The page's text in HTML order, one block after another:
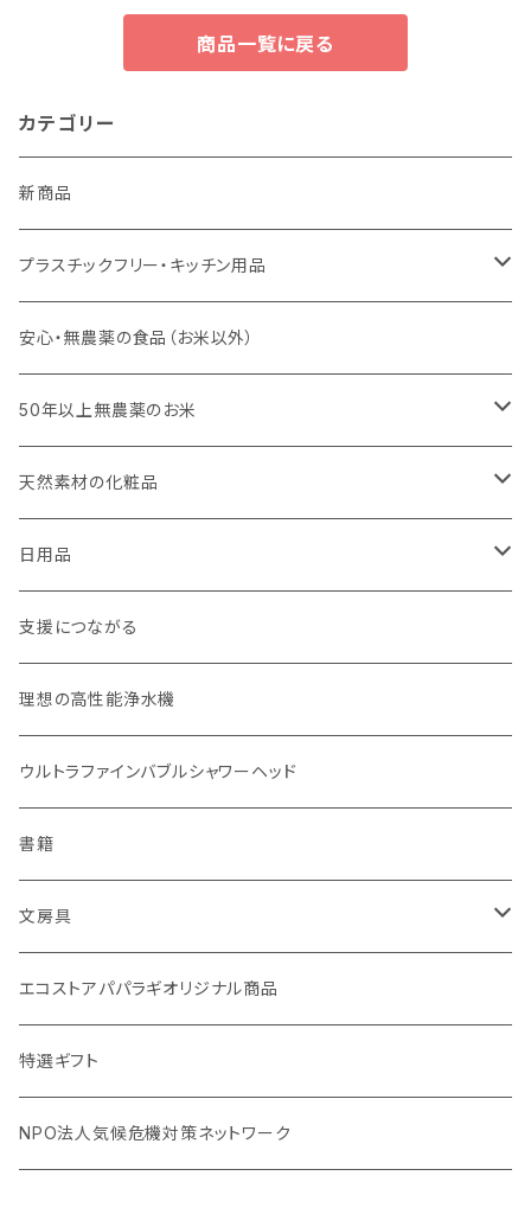
商品一覧に戻る
カテゴリー
新商品
プラスチックフリー・キッチン用品
キッチンスポンジ・キッチンブラシ
びわこ・和太布（日本独自の方法で織られた木綿の布巾）
weck（ドイツ生まれのガラス容器）
パーツ
スタッシャー（シリコンの保存容器）
お弁当箱
無塗装カトラリー
マイボトル
Ecoffee Cup（環境にやさしい竹素材）
stojo(折り畳めて何度でも使用できるコーヒーカップ)
オリーブウッド カッティングボード
調理用品
安心・無農薬の食品（お米以外）
50年以上無農薬のお米
玄米（定期便）
白米（定期便）
分づき米（定期便）
玄米（1回購入）
白米（1回購入）
分づき米（1回購入）
天然素材の化粧品
日焼け止め
ヘアケア
スキンケア
リップバーム
国産シャンプーバー・コンディショナーバー
日用品
国産シャンプーバー・コンディショナーバー
オーラルケア
生分解性ソープ類・せっけん
アメニティー・バス用品
天然素材のブラシ、掃除道具
生理用品
虫除けグッズ
支援につながる
理想の高性能浄水機
ウルトラファインバブルシャワーヘッド
書籍
文房具
バナナペーパーグッズ
天然素材の消しゴム
エコストアパパラギオリジナル商品
特選ギフト
NPO法人気候危機対策ネットワーク